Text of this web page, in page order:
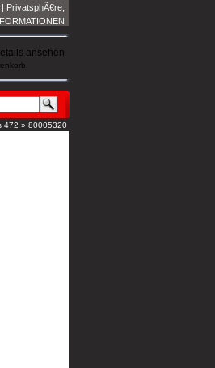
| PrivatsphÃ€re,
ansehen
472 » 80005320